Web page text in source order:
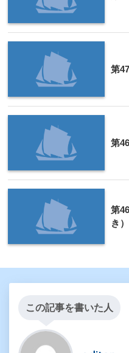
第
第
第
き
この記事を書いた人